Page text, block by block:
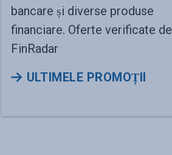
bancare și diverse produse
financiare. Oferte verificate de
FinRadar
ULTIMELE PROMOȚII